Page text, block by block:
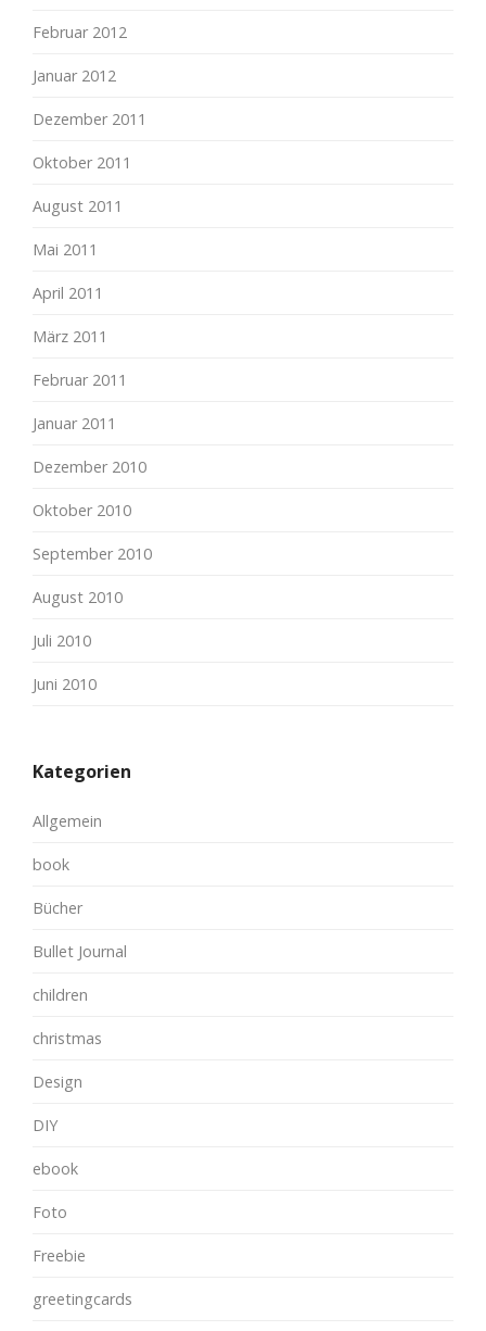
Februar 2012
Januar 2012
Dezember 2011
Oktober 2011
August 2011
Mai 2011
April 2011
März 2011
Februar 2011
Januar 2011
Dezember 2010
Oktober 2010
September 2010
August 2010
Juli 2010
Juni 2010
Kategorien
Allgemein
book
Bücher
Bullet Journal
children
christmas
Design
DIY
ebook
Foto
Freebie
greetingcards